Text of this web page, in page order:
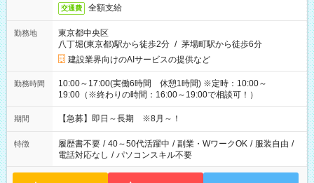
交通費 全額支給
勤務地
東京都中央区
八丁堀(東京都)駅から徒歩2分 / 茅場町駅から徒歩6分
建設業界向けのAIサービスの提供など
勤務時間
10:00～17:00(実働6時間 休憩1時間) ※定時：10:00～
19:00（※終わりの時間：16:00～19:00で相談可！）
期間 【急募】即日～長期 ※8月～！
特徴 履歴書不要 / 40～50代活躍中 / 副業・WワークOK / 服装自由 /
電話対応なし / パソコンスキル不要